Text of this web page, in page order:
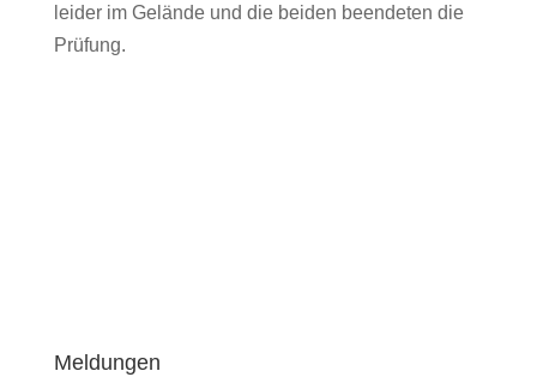
leider im Gelände und die beiden beendeten die
Prüfung.
Meldungen